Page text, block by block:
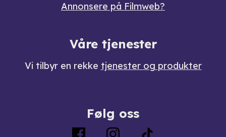
Annonsere på Filmweb?
Våre tjenester
Vi tilbyr en rekke tjenester og produkter
Følg oss